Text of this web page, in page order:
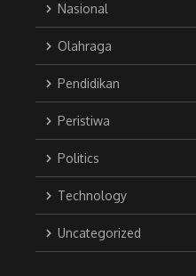
Nasional
Olahraga
Pendidikan
Peristiwa
Politics
Technology
Uncategorized